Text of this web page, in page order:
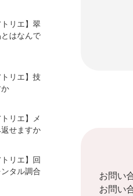
トリエ】翠
はなんで
トリエ】技
リエ】メ
せますか
トリエ】回
タル調合
お問い
お問い